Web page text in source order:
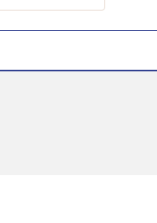
fenêtre)
fenêtre)
nouvelle
une nouvelle
une nouvelle
(s'ouvre